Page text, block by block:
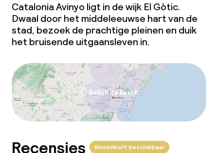
Wasservice
Kleine huisdieren toegestaan (minder
dan de 5 kg)
Grote huisdieren toegestaan (meer
dan 5 kg)
Catalonia Avinyo ligt in de wijk El Gòtic.
Dwaal door het middeleeuwse hart van de
stad, bezoek de prachtige pleinen en duik
het bruisende uitgaansleven in.
Bekijk de kaart
Recensies Binnenkort beschikbaar